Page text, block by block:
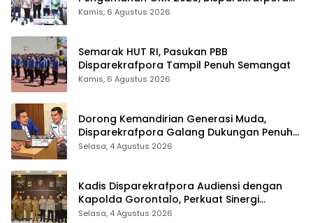
Perkuat Sinergi Lintas Sektor
Kamis, 6 Agustus 2026
Semarak HUT RI, Pasukan PBB
Disparekrafpora Tampil Penuh Semangat
Kamis, 6 Agustus 2026
Dorong Kemandirian Generasi Muda,
Disparekrafpora Galang Dukungan Penuh
Para Aleg Deprov
Selasa, 4 Agustus 2026
Kadis Disparekrafpora Audiensi dengan
Kapolda Gorontalo, Perkuat Sinergi
Sukseskan Gorontalo Karnaval Karawo
Selasa, 4 Agustus 2026